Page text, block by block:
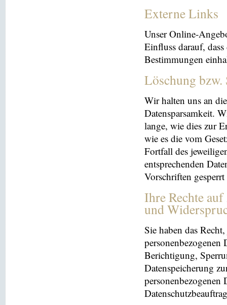
Externe Links
Unser Online-
Einfluss darauf,
Bestimmungen
Löschung
Wir halten uns an
Datensparsamkeit.
lange, wie dies zur
wie es die vom
Fortfall des
entsprechenden
Vorschriften
Ihre Rechte
und
Sie haben das
personenbezogenen
Berichtigung,
Datenspeicherung
personenbezogenen